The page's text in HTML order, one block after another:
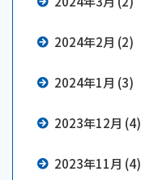
2024年2月 (2)
2024年1月 (3)
2023年12月 (4)
2023年11月 (4)